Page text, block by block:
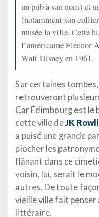
un pub à son nom) et
(notamment son
musée la ville. Cette
l’américaine Eleanor
Walt Disney en 1961.
Sur certaines
retrouveront
Car Édimbourg est le
cette ville deJK
a puisé une grande
piocher les
flânant dans ce
voisin, lui, serait le
autres. De toute
vieille ville fait penser
littéraire.